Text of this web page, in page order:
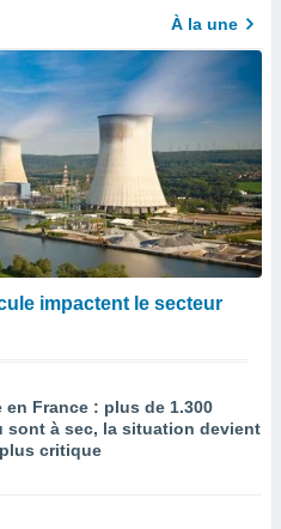
À la une
impactent le secteur
en France : plus de 1.300
sont à sec, la situation devient
critique